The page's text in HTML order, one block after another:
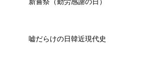
嘘だらけの日韓近現代史